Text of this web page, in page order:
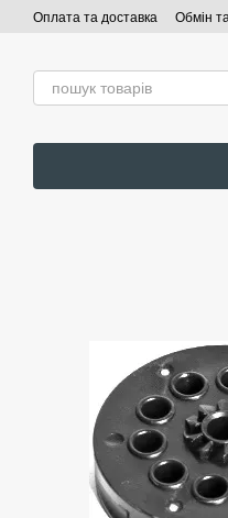
Перейти до основного
Оплата та доставка Обмін